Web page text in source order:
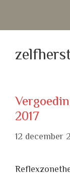
de
2017
12 december